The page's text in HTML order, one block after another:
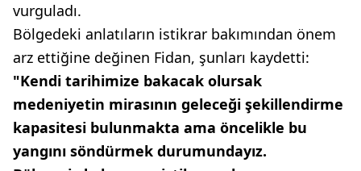
vurguladı.
Bölgedeki anlatıların istikrar bakımından önem
arz ettiğine değinen Fidan, şunları kaydetti:
"Kendi tarihimize bakacak olursak
medeniyetin mirasının geleceği şekillendirme
kapasitesi bulunmakta ama öncelikle bu
yangını söndürmek durumundayız.